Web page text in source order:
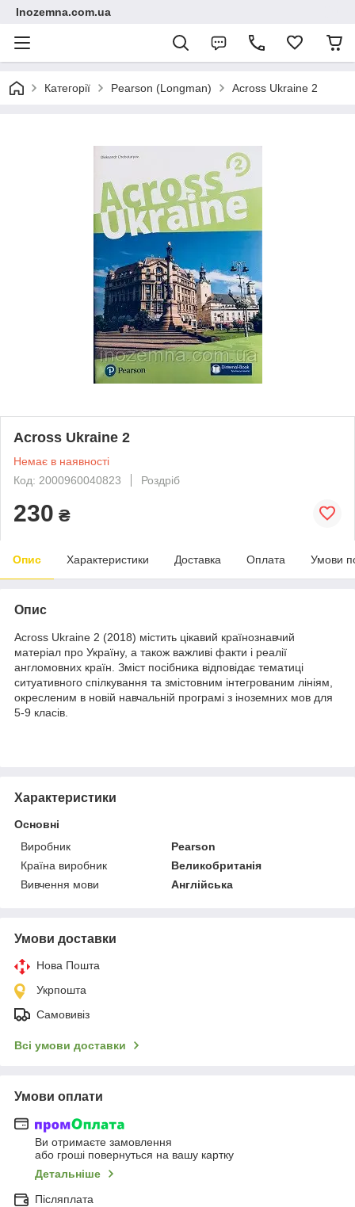
Inozemna.com.ua
Категорії Pearson (Longman) Across Ukraine 2
Across Ukraine 2
Немає в наявності
Код: 2000960040823
Роздріб
230 ₴
Опис Характеристики Доставка Оплата Умови
Опис
Across Ukraine 2 (2018) містить цікавий країнознавчий
матеріал про Україну, а також важливі факти і реалії
англомовних країн. Зміст посібника відповідає тематиці
ситуативного спілкування та змістовним інтегрованим лініям,
окресленим в новій навчальній програмі з іноземних мов для
5-9 класів.
Характеристики
Основні
Виробник
Pearson
Країна виробник
Великобританія
Вивчення мови
Англійська
Умови доставки
Нова Пошта
Укрпошта
Самовивіз
Всі умови доставки
Умови оплати
Ви отримаєте замовлення
або гроші повернуться на вашу картку
Детальніше
Післяплата